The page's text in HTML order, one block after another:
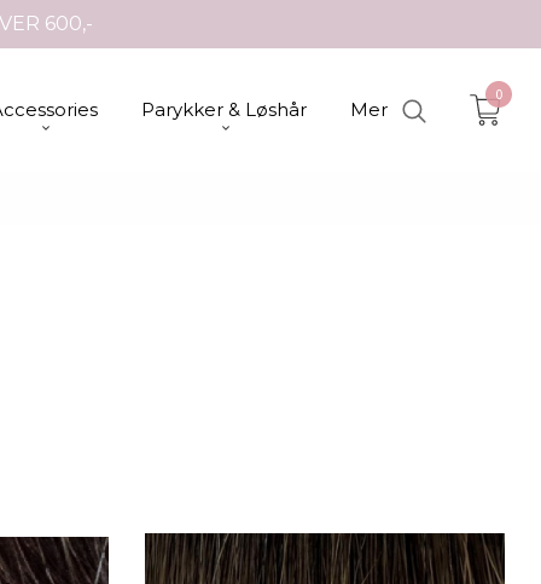
600,-
Parykker & Løshår Mer
0